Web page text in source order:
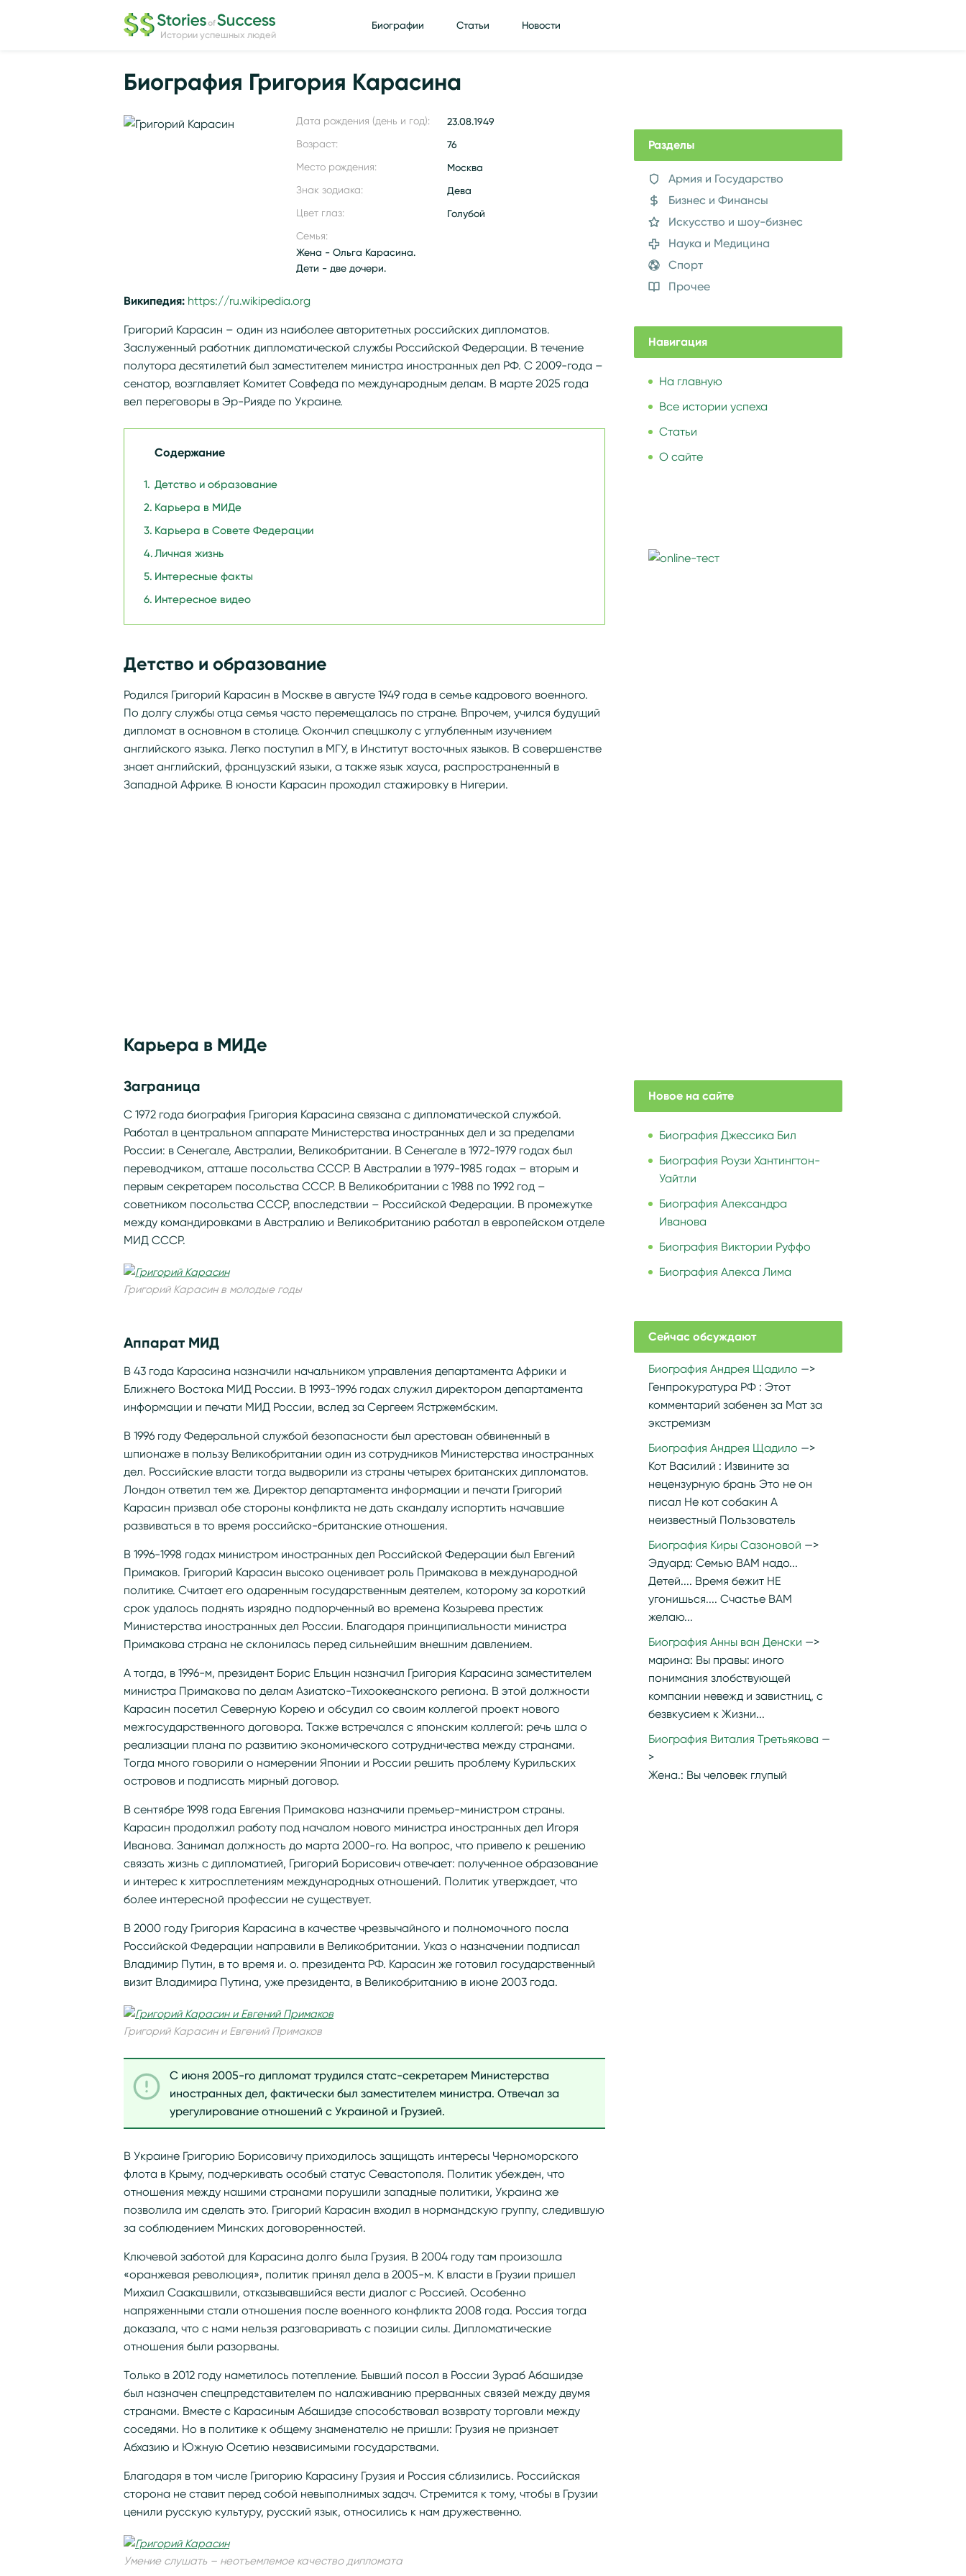
Истории успешных людей
Биографии Статьи Новости
Биография Григория Карасина
Дата рождения (день и год): 23.08.1949
Возраст: 76
Место рождения: Москва
Знак зодиака: Дева
Цвет глаз: Голубой
Семья:
Жена - Ольга Карасина.
Дети - две дочери.
Википедия: https://ru.wikipedia.org/wiki/Карасин,_Григорий_Борисович
Григорий Карасин – один из наиболее авторитетных российских дипломатов.
Заслуженный работник дипломатической службы Российской Федерации. В течение
полутора десятилетий был заместителем министра иностранных дел РФ. С 2009-года –
сенатор, возглавляет Комитет Совфеда по международным делам. В марте 2025 года
вел переговоры в Эр-Рияде по Украине.
Содержание
Детство и образование
Карьера в МИДе
Карьера в Совете Федерации
Личная жизнь
Интересные факты
Интересное видео
Детство и образование
Родился Григорий Карасин в Москве в августе 1949 года в семье кадрового военного.
По долгу службы отца семья часто перемещалась по стране. Впрочем, учился будущий
дипломат в основном в столице. Окончил спецшколу с углубленным изучением
английского языка. Легко поступил в МГУ, в Институт восточных языков. В совершенстве
знает английский, французский языки, а также язык хауса, распространенный в
Западной Африке. В юности Карасин проходил стажировку в Нигерии.
Карьера в МИДе
Заграница
С 1972 года биография Григория Карасина связана с дипломатической службой.
Работал в центральном аппарате Министерства иностранных дел и за пределами
России: в Сенегале, Австралии, Великобритании. В Сенегале в 1972-1979 годах был
переводчиком, атташе посольства СССР. В Австралии в 1979-1985 годах – вторым и
первым секретарем посольства СССР. В Великобритании с 1988 по 1992 год –
советником посольства СССР, впоследствии – Российской Федерации. В промежутке
между командировками в Австралию и Великобританию работал в европейском отделе
МИД СССР.
Григорий Карасин в молодые годы
Аппарат МИД
В 43 года Карасина назначили начальником управления департамента Африки и
Ближнего Востока МИД России. В 1993-1996 годах служил директором департамента
информации и печати МИД России, вслед за Сергеем Ястржембским.
В 1996 году Федеральной службой безопасности был арестован обвиненный в
шпионаже в пользу Великобритании один из сотрудников Министерства иностранных
дел. Российские власти тогда выдворили из страны четырех британских дипломатов.
Лондон ответил тем же. Директор департамента информации и печати Григорий
Карасин призвал обе стороны конфликта не дать скандалу испортить начавшие
развиваться в то время российско-британские отношения.
В 1996-1998 годах министром иностранных дел Российской Федерации был Евгений
Примаков. Григорий Карасин высоко оценивает роль Примакова в международной
политике. Считает его одаренным государственным деятелем, которому за короткий
срок удалось поднять изрядно подпорченный во времена Козырева престиж
Министерства иностранных дел России. Благодаря принципиальности министра
Примакова страна не склонилась перед сильнейшим внешним давлением.
А тогда, в 1996-м, президент Борис Ельцин назначил Григория Карасина заместителем
министра Примакова по делам Азиатско-Тихоокеанского региона. В этой должности
Карасин посетил Северную Корею и обсудил со своим коллегой проект нового
межгосударственного договора. Также встречался с японским коллегой: речь шла о
реализации плана по развитию экономического сотрудничества между странами.
Тогда много говорили о намерении Японии и России решить проблему Курильских
островов и подписать мирный договор.
В сентябре 1998 года Евгения Примакова назначили премьер-министром страны.
Карасин продолжил работу под началом нового министра иностранных дел Игоря
Иванова. Занимал должность до марта 2000-го. На вопрос, что привело к решению
связать жизнь с дипломатией, Григорий Борисович отвечает: полученное образование
и интерес к хитросплетениям международных отношений. Политик утверждает, что
более интересной профессии не существует.
В 2000 году Григория Карасина в качестве чрезвычайного и полномочного посла
Российской Федерации направили в Великобритании. Указ о назначении подписал
Владимир Путин, в то время и. о. президента РФ. Карасин же готовил государственный
визит Владимира Путина, уже президента, в Великобританию в июне 2003 года.
Григорий Карасин и Евгений Примаков
С июня 2005-го дипломат трудился статс-секретарем Министерства
иностранных дел, фактически был заместителем министра. Отвечал за
урегулирование отношений с Украиной и Грузией.
В Украине Григорию Борисовичу приходилось защищать интересы Черноморского
флота в Крыму, подчеркивать особый статус Севастополя. Политик убежден, что
отношения между нашими странами порушили западные политики, Украина же
позволила им сделать это. Григорий Карасин входил в нормандскую группу, следившую
за соблюдением Минских договоренностей.
Ключевой заботой для Карасина долго была Грузия. В 2004 году там произошла
«оранжевая революция», политик принял дела в 2005-м. К власти в Грузии пришел
Михаил Саакашвили, отказывавшийся вести диалог с Россией. Особенно
напряженными стали отношения после военного конфликта 2008 года. Россия тогда
доказала, что с нами нельзя разговаривать с позиции силы. Дипломатические
отношения были разорваны.
Только в 2012 году наметилось потепление. Бывший посол в России Зураб Абашидзе
был назначен спецпредставителем по налаживанию прерванных связей между двумя
странами. Вместе с Карасиным Абашидзе способствовал возврату торговли между
соседями. Но в политике к общему знаменателю не пришли: Грузия не признает
Абхазию и Южную Осетию независимыми государствами.
Благодаря в том числе Григорию Карасину Грузия и Россия сблизились. Российская
сторона не ставит перед собой невыполнимых задач. Стремится к тому, чтобы в Грузии
ценили русскую культуру, русский язык, относились к нам дружественно.
Умение слушать – неотъемлемое качество дипломата
Разделы
Армия и Государство
Бизнес и Финансы
Искусство и шоу-бизнес
Наука и Медицина
Спорт
Прочее
Навигация
На главную
Все истории успеха
Статьи
О сайте
Новое на сайте
Биография Джессика Бил
Биография Роузи Хантингтон-
Уайтли
Биография Александра
Иванова
Биография Виктории Руффо
Биография Алекса Лима
Сейчас обсуждают
Биография Андрея Щадило
Генпрокуратура РФ : Этот
комментарий забенен за Мат за
экстремизм
Биография Андрея Щадило
Кот Василий : Извините за
нецензурную брань Это не он
писал Не кот собакин А
неизвестный Пользователь
Биография Киры Сазоновой
Эдуард: Семью ВАМ надо...
Детей.... Время бежит НЕ
угонишься.... Счастье ВАМ
желаю...
Биография Анны ван Денски
марина: Вы правы: иного
понимания злобствующей
компании невежд и завистниц, с
безвкусием к Жизни...
Биография Виталия Третьякова
Жена.: Вы человек глупый